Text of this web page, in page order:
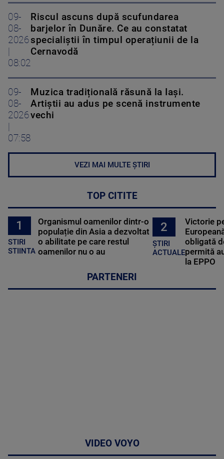
09-
08-
2026
|
08:02
Riscul ascuns după scufundarea
barjelor în Dunăre. Ce au constatat
specialiștii în timpul operațiunii de la
Cernavodă
09-
08-
2026
|
07:58
Muzica tradițională răsună la Iași.
Artiștii au adus pe scenă instrumente
vechi
VEZI MAI MULTE ȘTIRI
TOP CITITE
1
STIRI
STIINTA
Organismul oamenilor dintr-o
populație din Asia a dezvoltat
o abilitate pe care restul
oamenilor nu o au
2
ȘTIRI
ACTUALE
Victorie
obligată
permită
la EPPO
PARTENERI
VIDEO VOYO